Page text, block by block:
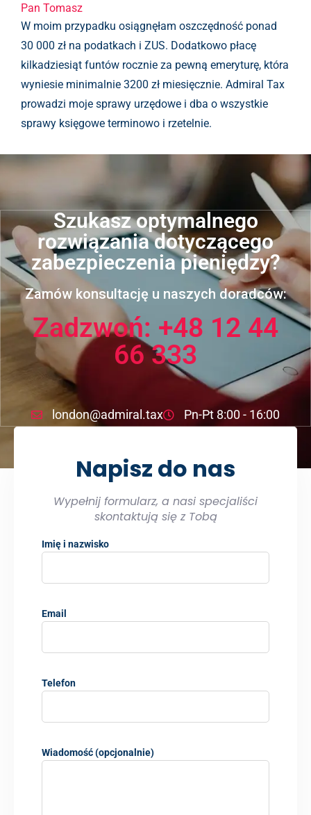
Pan Tomasz
W moim przypadku osiągnęłam oszczędność ponad
30 000 zł na podatkach i ZUS. Dodatkowo płacę
kilkadziesiąt funtów rocznie za pewną emeryturę, która
wyniesie minimalnie 3200 zł miesięcznie. Admiral Tax
prowadzi moje sprawy urzędowe i dba o wszystkie
sprawy księgowe terminowo i rzetelnie.
Szukasz optymalnego
rozwiązania dotyczącego
zabezpieczenia pieniędzy?
Zamów konsultację u naszych doradców:
Zadzwoń: +48 12 44
66 333
london@admiral.tax Pn-Pt 8:00 - 16:00
Napisz do nas
Wypełnij formularz, a nasi specjaliści
skontaktują się z Tobą
Imię i nazwisko
Email
Telefon
Wiadomość (opcjonalnie)